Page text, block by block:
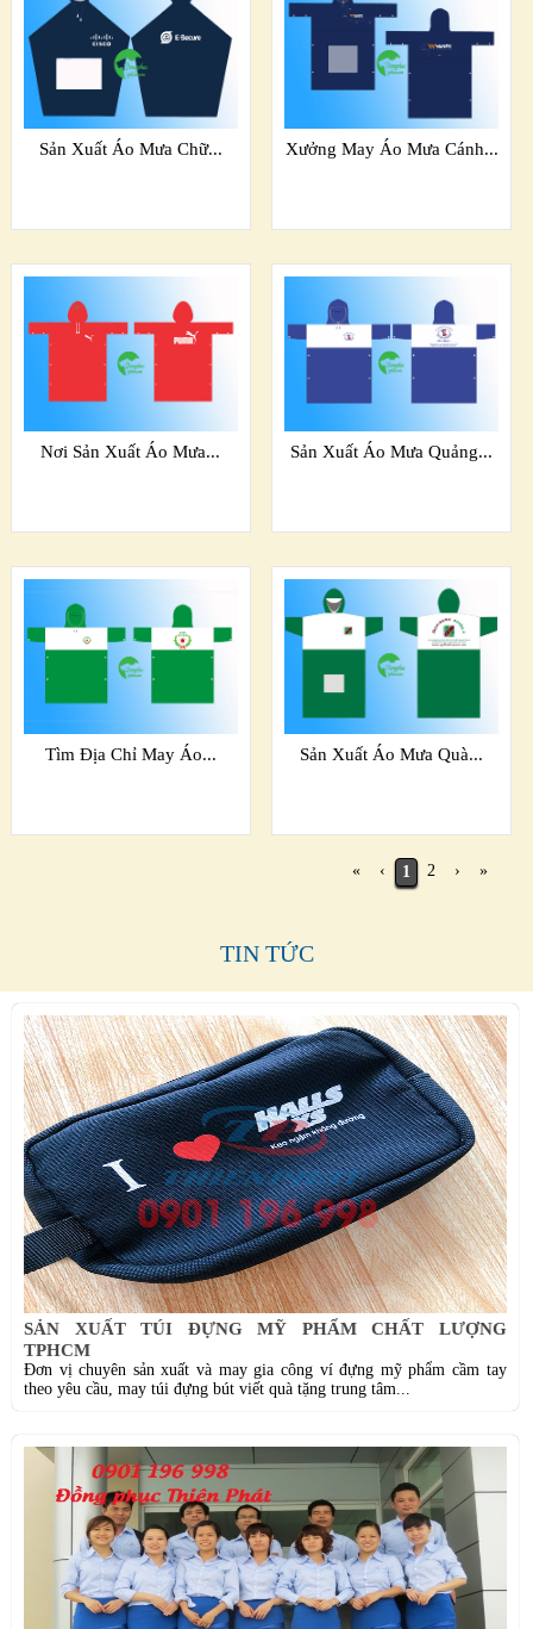
Sản Xuất Áo Mưa Chữ... Xưởng May Áo Mưa Cánh...
Nơi Sản Xuất Áo Mưa... Sản Xuất Áo Mưa Quảng...
Tìm Địa Chỉ May Áo... Sản Xuất Áo Mưa Quà...
« ‹ 1 2 › »
TIN TỨC
SẢN XUẤT TÚI ĐỰNG MỸ PHẨM CHẤT LƯỢNG
TPHCM
Đơn vị chuyên sản xuất và may gia công ví đựng mỹ phẩm cầm tay
theo yêu cầu, may túi đựng bút viết quà tặng trung tâm...